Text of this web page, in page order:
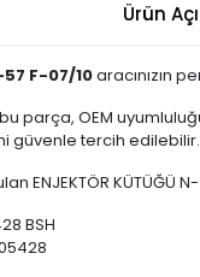
Ürün
57 F-07/10aracınızın
parça, OEM
güvenle tercih edilebilir.
ENJEKTÖR
BSH